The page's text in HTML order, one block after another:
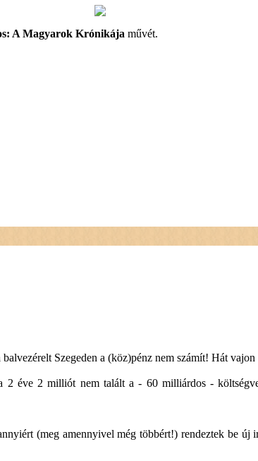
A Magyarok Krónikája művét.
Szegeden a (köz)pénz nem számít! Hát
2 éve 2 milliót nem talált a - 60 milliárdos -
(meg amennyivel még többért!) rendeztek be